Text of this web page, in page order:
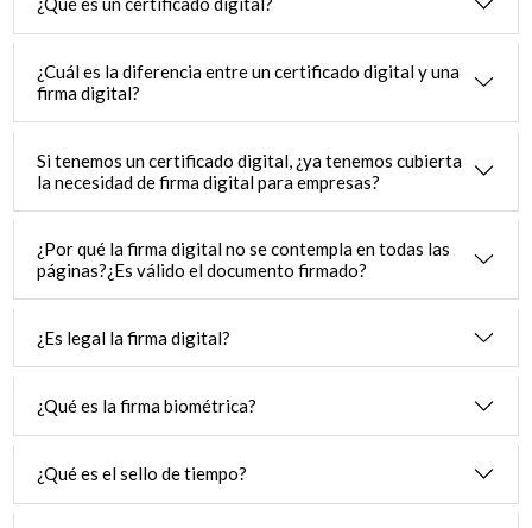
¿Cuál es la diferencia entre un certificado digital y una
firma digital?
Si tenemos un certificado digital, ¿ya tenemos cubierta
la necesidad de firma digital para empresas?
¿Por qué la firma digital no se contempla en todas las
páginas?¿Es válido el documento firmado?
¿Es legal la firma digital?
¿Qué es la firma biométrica?
¿Qué es el sello de tiempo?